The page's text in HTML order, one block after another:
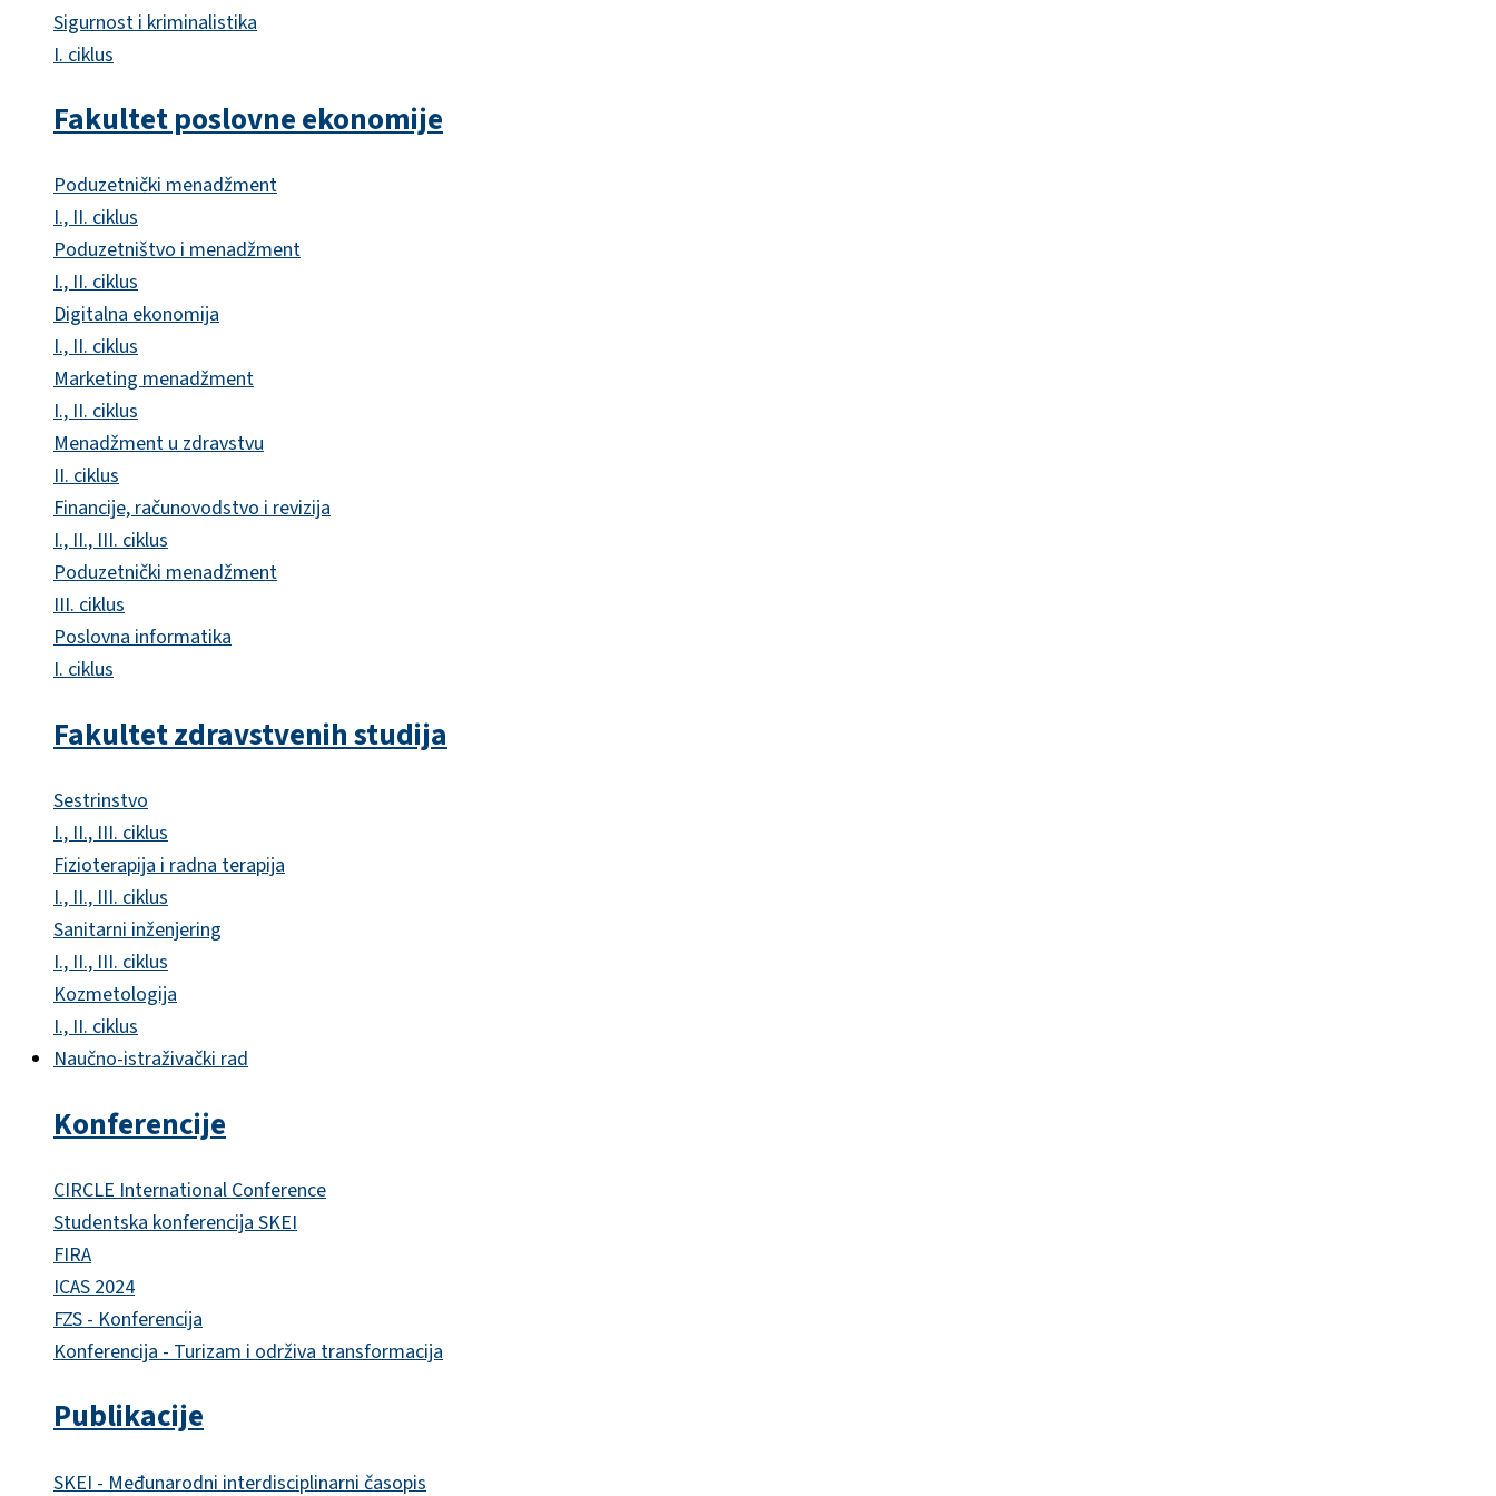
Sigurnost i kriminalistika
I. ciklus
Fakultet poslovne ekonomije
Poduzetnički menadžment
I., II. ciklus
Poduzetništvo i menadžment
I., II. ciklus
Digitalna ekonomija
I., II. ciklus
Marketing menadžment
I., II. ciklus
Menadžment u zdravstvu
II. ciklus
Financije, računovodstvo i revizija
I., II., III. ciklus
Poduzetnički menadžment
III. ciklus
Poslovna informatika
I. ciklus
Fakultet zdravstvenih studija
Sestrinstvo
I., II., III. ciklus
Fizioterapija i radna terapija
I., II., III. ciklus
Sanitarni inženjering
I., II., III. ciklus
Kozmetologija
I., II. ciklus
Naučno-istraživački rad
Konferencije
CIRCLE International Conference
Studentska konferencija SKEI
FIRA
ICAS 2024
FZS - Konferencija
Konferencija - Turizam i održiva transformacija
Publikacije
SKEI - Međunarodni interdisciplinarni časopis